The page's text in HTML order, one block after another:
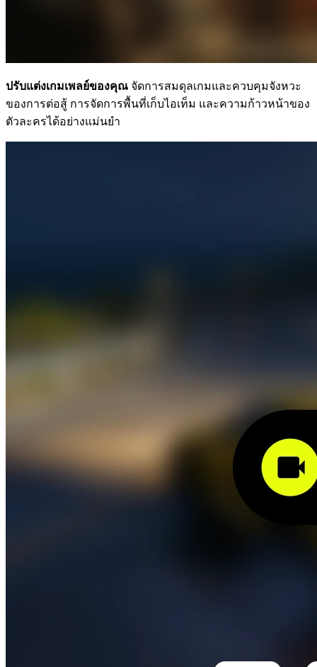
ปรับแต่งเกมเพลย์ของคุณ จัดการสมดุลเกมและควบคุมจังหวะ
ของการต่อสู้ การจัดการพื้นที่เก็บไอเท็ม และความก้าวหน้าของ
ตัวละครได้อย่างแม่นยำ